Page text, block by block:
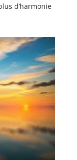
d’harmonie